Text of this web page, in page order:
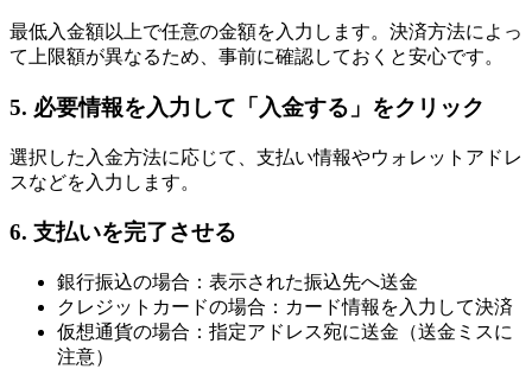
最低入金額以上で任意の金額を入力します。決済方法によっ
て上限額が異なるため、事前に確認しておくと安心です。
5. 必要情報を入力して「入金する」をクリック
選択した入金方法に応じて、支払い情報やウォレットアドレ
スなどを入力します。
6. 支払いを完了させる
銀行振込の場合：表示された振込先へ送金
クレジットカードの場合：カード情報を入力して決済
仮想通貨の場合：指定アドレス宛に送金（送金ミスに
注意）